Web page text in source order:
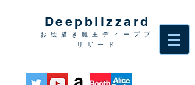
Deepblizzard
お絵描き魔王ディープブ
リザード